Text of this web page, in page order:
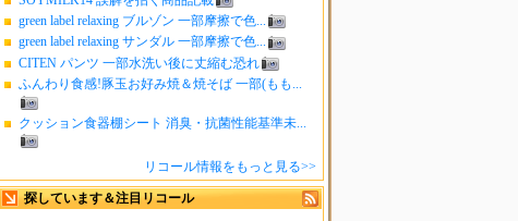
green label relaxing ブルゾン 一部摩擦で色...
green label relaxing サンダル 一部摩擦で色...
CITEN パンツ 一部水洗い後に丈縮む恐れ
ふんわり食感!豚玉お好み焼＆焼そば 一部(もも...
クッション食器棚シート 消臭・抗菌性能基準未...
リコール情報をもっと見る>>
探しています＆注目リコール